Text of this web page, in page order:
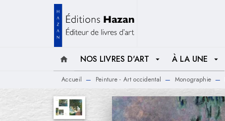
MENU RECHERCHE
home NOS LIVRES D'ART arrow_drop_down À LA UNE arrow_drop_down
Accueil — Peinture - Art occidental — Monographie —